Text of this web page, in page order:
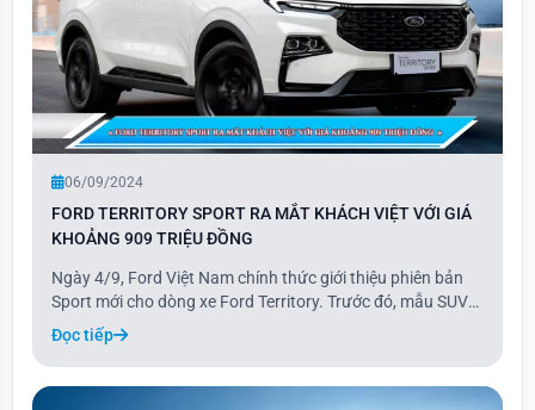
06/09/2024
FORD TERRITORY SPORT RA MẮT KHÁCH VIỆT VỚI GIÁ
KHOẢNG 909 TRIỆU ĐỒNG
Ngày 4/9, Ford Việt Nam chính thức giới thiệu phiên bản
Sport mới cho dòng xe Ford Territory. Trước đó, mẫu SUV
cỡ C này đã có 3 phiên bản là Trend, Titanium và Titanium
X. Territory Sport có giá bán 909 triệu đồng, nằm giữa hai
phiên bản Titanium (889 tr
Đọc tiếp